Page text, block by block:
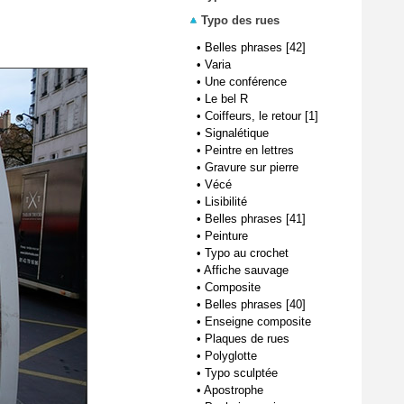
Typo des rues
• Belles phrases [42]
• Varia
• Une conférence
• Le bel R
• Coiffeurs, le retour [1]
• Signalétique
• Peintre en lettres
• Gravure sur pierre
• Vécé
• Lisibilité
• Belles phrases [41]
• Peinture
• Typo au crochet
• Affiche sauvage
• Composite
• Belles phrases [40]
• Enseigne composite
• Plaques de rues
• Polyglotte
• Typo sculptée
• Apostrophe